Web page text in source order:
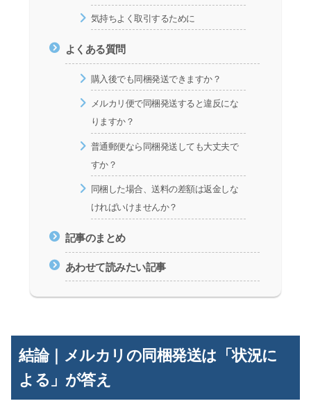
気持ちよく取引するために
よくある質問
購入後でも同梱発送できますか？
メルカリ便で同梱発送すると違反にな
りますか？
普通郵便なら同梱発送しても大丈夫で
すか？
同梱した場合、送料の差額は返金しな
ければいけませんか？
記事のまとめ
あわせて読みたい記事
結論｜メルカリの同梱発送は「状況に
よる」が答え